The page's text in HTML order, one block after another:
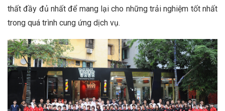
thất đầy đủ nhất để mang lại cho những trải nghiệm tốt nhất
trong quá trình cung ứng dịch vụ.